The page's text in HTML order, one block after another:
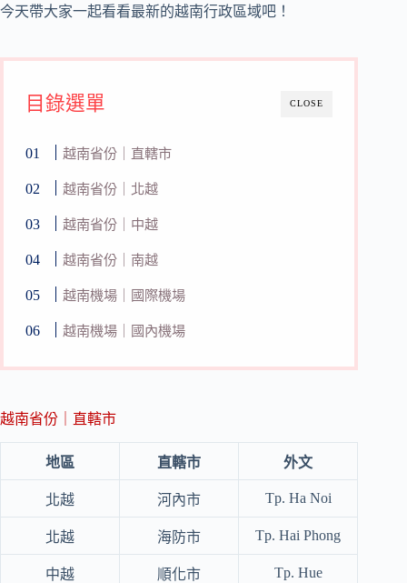
今天帶大家一起看看最新的越南行政區域吧！
CLOSE
目錄選單
越南省份｜直轄市
越南省份｜北越
越南省份｜中越
越南省份｜南越
越南機場｜國際機場
越南機場｜國內機場
越南省份｜直轄市
地區 直轄市 外文
北越 河內市 Tp. Ha Noi
北越 海防市 Tp. Hai Phong
中越 順化市 Tp. Hue